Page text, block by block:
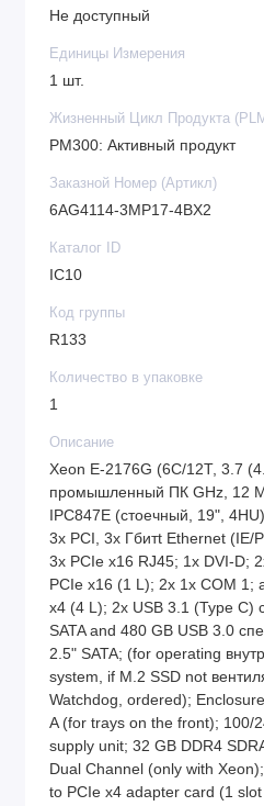
Не доступный
Единицы Измерения
1 шт.
Жизненный Цикл Продукта
PM300: Активный продукт
Заказной Номер (Артикл)
6AG4114-3MP17-4BX2
Каталог ID
IC10
Код группы
R133
Количество в упаковке
1
Описание
Xeon E-2176G (6C/12T, 3.7
промышленный ПК GHz, 12
IPC847E (стоечный, 19",
3x PCI, 3x Гбитt Ethernet (IE/
3x PCIe x16 RJ45; 1x DVI-D;
PCIe x16 (1 L); 2x 1x COM 1;
x4 (4 L); 2x USB 3.1 (Type C)
SATA and 480 GB USB 3.0
2.5" SATA; (for operating
system, if M.2 SSD not
Watchdog, ordered);
A (for trays on the front); 100/
supply unit; 32 GB DDR4
Dual Channel (only with
to PCIe x4 adapter card (1